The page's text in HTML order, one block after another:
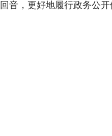
回音，更好地履行政务公